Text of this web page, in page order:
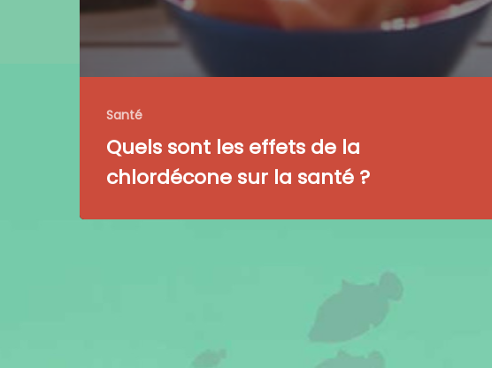
Santé
Quels sont les effets de la
chlordécone sur la santé ?